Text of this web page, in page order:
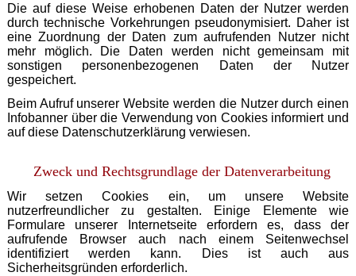
Die auf diese Weise erhobenen Daten der Nutzer werden
durch technische Vorkehrungen pseudonymisiert. Daher ist
eine Zuordnung der Daten zum aufrufenden Nutzer nicht
mehr möglich. Die Daten werden nicht gemeinsam mit
sonstigen personenbezogenen Daten der Nutzer
gespeichert.
Beim Aufruf unserer Website werden die Nutzer durch einen
Infobanner über die Verwendung von Cookies informiert und
auf diese Datenschutzerklärung verwiesen.
Zweck und Rechtsgrundlage der Datenverarbeitung
Wir setzen Cookies ein, um unsere Website
nutzerfreundlicher zu gestalten. Einige Elemente wie
Formulare unserer Internetseite erfordern es, dass der
aufrufende Browser auch nach einem Seitenwechsel
identifiziert werden kann. Dies ist auch aus
Sicherheitsgründen erforderlich.